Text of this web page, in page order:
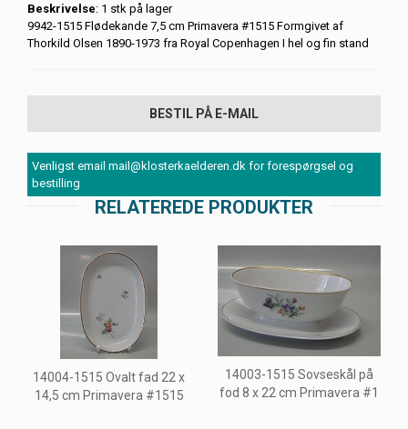
Beskrivelse: 1 stk på lager
9942-1515 Flødekande 7,5 cm Primavera #1515 Formgivet af
Thorkild Olsen 1890-1973 fra Royal Copenhagen I hel og fin stand
BESTIL PÅ E-MAIL
Venligst email mail@klosterkaelderen.dk for forespørgsel og
bestilling
RELATEREDE PRODUKTER
14004-1515 Ovalt fad 22 x
14,5 cm Primavera #1515
14003-1515 Sovseskål på
fod 8 x 22 cm Primavera #1